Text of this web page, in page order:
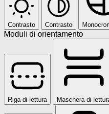
Contrasto Contrasto
Moduli di orientamento
Riga di lettura Maschera di